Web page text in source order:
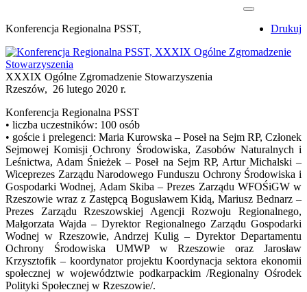
Drukuj
Konferencja Regionalna PSST,
XXXIX Ogólne Zgromadzenie Stowarzyszenia
Rzeszów, 26 lutego 2020 r.
Konferencja Regionalna PSST
• liczba uczestników: 100 osób
• goście i prelegenci: Maria Kurowska – Poseł na Sejm RP, Członek
Sejmowej Komisji Ochrony Środowiska, Zasobów Naturalnych i
Leśnictwa, Adam Śnieżek – Poseł na Sejm RP, Artur Michalski –
Wiceprezes Zarządu Narodowego Funduszu Ochrony Środowiska i
Gospodarki Wodnej, Adam Skiba – Prezes Zarządu WFOŚiGW w
Rzeszowie wraz z Zastępcą Bogusławem Kidą, Mariusz Bednarz –
Prezes Zarządu Rzeszowskiej Agencji Rozwoju Regionalnego,
Małgorzata Wajda – Dyrektor Regionalnego Zarządu Gospodarki
Wodnej w Rzeszowie, Andrzej Kulig – Dyrektor Departamentu
Ochrony Środowiska UMWP w Rzeszowie oraz Jarosław
Krzysztofik – koordynator projektu Koordynacja sektora ekonomii
społecznej w województwie podkarpackim /Regionalny Ośrodek
Polityki Społecznej w Rzeszowie/.